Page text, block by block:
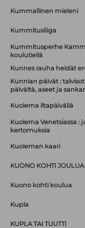
Kummallinen mieleni
Kummitusliiga
Kummitusperhe
koulutiellä
Kunnes rauha heidät
Kunnian päivät :
päivältä, aseet ja
Kuolema iltapäivällä
Kuolema Venetsiassa :
kertomuksia
Kuoleman kaari
KUONO KOHTI JOULUA
Kuono kohti koulua
Kupla
KUPLA TAI TUUTTI